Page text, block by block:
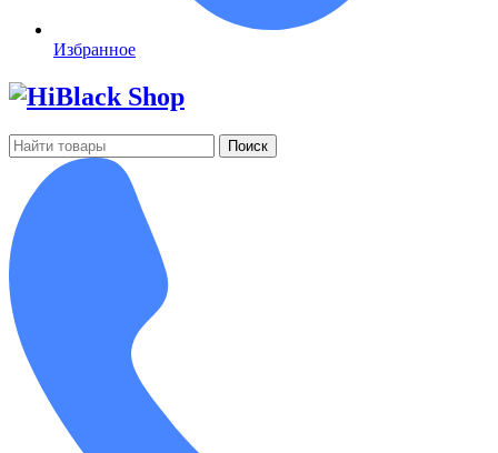
Избранное
Поиск